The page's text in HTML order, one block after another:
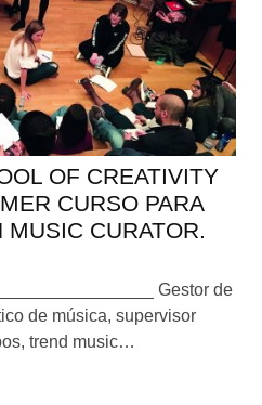
OF CREATIVITY
CURSO PARA
CURATOR.
Gestor de
de música, supervisor
trend music…